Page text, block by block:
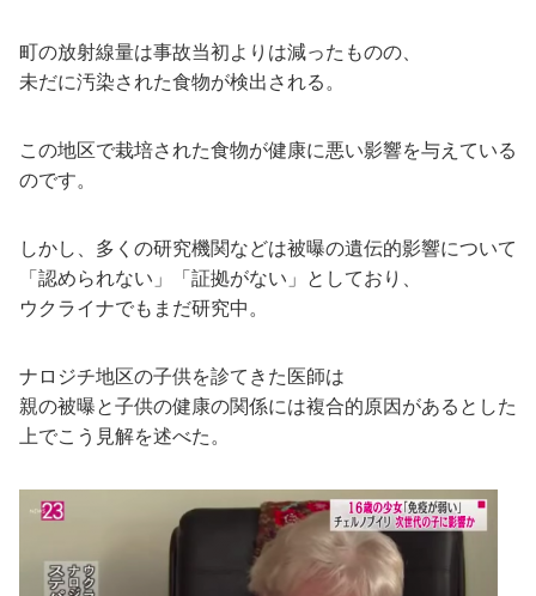
町の放射線量は事故当初よりは減ったものの、
未だに汚染された食物が検出される。
この地区で栽培された食物が健康に悪い影響を与えている
のです。
しかし、多くの研究機関などは被曝の遺伝的影響について
「認められない」「証拠がない」としており、
ウクライナでもまだ研究中。
ナロジチ地区の子供を診てきた医師は
親の被曝と子供の健康の関係には複合的原因があるとした
上でこう見解を述べた。